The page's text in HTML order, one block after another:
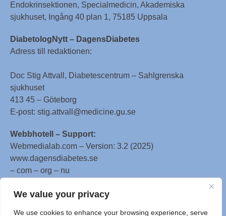
We value your privacy
We use cookies to enhance your browsing experience, serve
Endokrinsektionen, Specialmedicin, Akademiska
sjukhuset, Ingång 40 plan 1, 75185 Uppsala
DiabetologNytt – DagensDiabetes
Adress till redaktionen:
Doc Stig Attvall, Diabetescentrum – Sahlgrenska
sjukhuset
413 45 – Göteborg
E-post: stig.attvall@medicine.gu.se
Webbhotell – Support:
Webmedialab.com – Version: 3.2 (2025)
www.dagensdiabetes.se
– com – org – nu
All material on this website